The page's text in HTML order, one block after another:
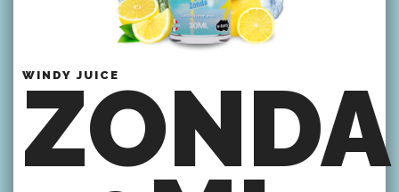
WINDY JUICE
ZONDA